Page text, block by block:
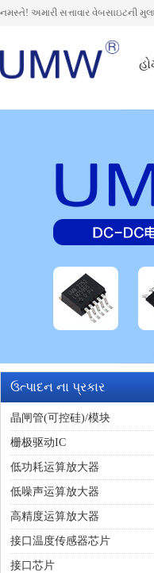
નમસ્તે! અમારી સત્તાવાર વેબસાઇટની
ઉત્પાદન ના પ્રકાર
晶闸管(可控硅)/模块
栅极驱动IC
低功耗运算放大器
低噪声运算放大器
高精度运算放大器
接口温度传感器芯片
接口芯片